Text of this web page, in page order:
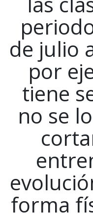
de julio
por
tiene
no se
forma